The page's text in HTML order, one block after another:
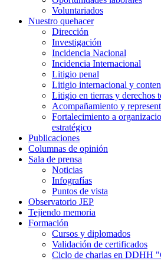
Voluntariados
Nuestro quehacer
Dirección
Investigación
Incidencia Nacional
Incidencia Internacional
Litigio penal
Litigio internacional y
Litigio en tierras y derechos
Acompañamiento y
Fortalecimiento a
estratégico
Publicaciones
Columnas de opinión
Sala de prensa
Noticias
Infografías
Puntos de vista
Observatorio JEP
Tejiendo memoria
Formación
Cursos y diplomados
Validación de certificados
Ciclo de charlas en DDHH